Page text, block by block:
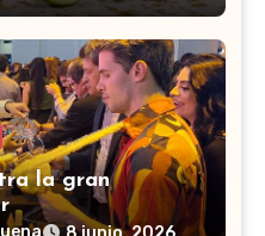
la gran